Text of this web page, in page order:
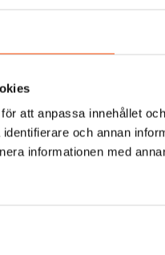
att anpassa innehållet
och annan
informationen med